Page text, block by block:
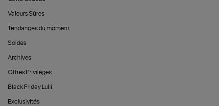
Valeurs Sûres
Tendances du moment
Soldes
Archives
Offres Privilèges
Black Friday Lulli
Exclusivités